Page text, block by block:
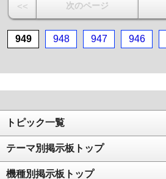
<< 次のページ
949 948 947 946
トピック一覧
テーマ別掲示板トップ
機種別掲示板トップ